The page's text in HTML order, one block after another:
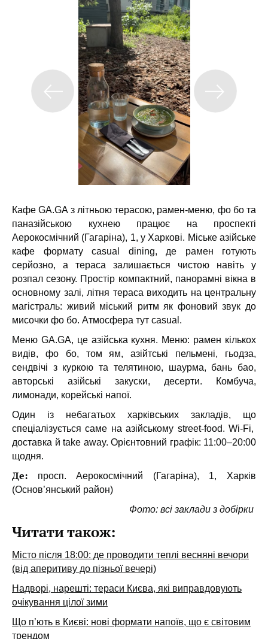
Кафе GA.GA з літньою терасою, рамен-меню, фо бо та
паназійською кухнею працює на проспекті
Аерокосмічний (Гагаріна), 1, у Харкові. Міське азійське
кафе формату casual dining, де рамен готують
серйозно, а тераса залишається чистою навіть у
розпал сезону. Простір компактний, панорамні вікна в
основному залі, літня тераса виходить на центральну
магістраль: живий міський ритм як фоновий звук до
мисочки фо бо. Атмосфера тут casual.
Меню GA.GA, це азійська кухня. Меню: рамен кількох
видів, фо бо, том ям, азійтські пельмені, гьодза,
сендвічі з куркою та телятиною, шаурма, бань бао,
авторські азійські закуски, десерти. Комбуча,
лимонади, корейські напої.
Один із небагатьох харківських закладів, що
спеціалізується саме на азійському street-food. Wi-Fi,
доставка й take away. Орієнтовний графік: 11:00–20:00
щодня.
Де: просп. Аерокосмічний (Гагаріна), 1, Харків
(Основ’янський район)
Фото: всі заклади з добірки
Читати також:
Місто після 18:00: де проводити теплі весняні вечори
(від аперитиву до пізньої вечері)
Надворі, нарешті: тераси Києва, які виправдовують
очікування цілої зими
Що п’ють в Києві: нові формати напоїв, що є світовим
трендом